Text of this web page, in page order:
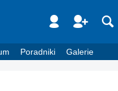
Poradniki Galerie